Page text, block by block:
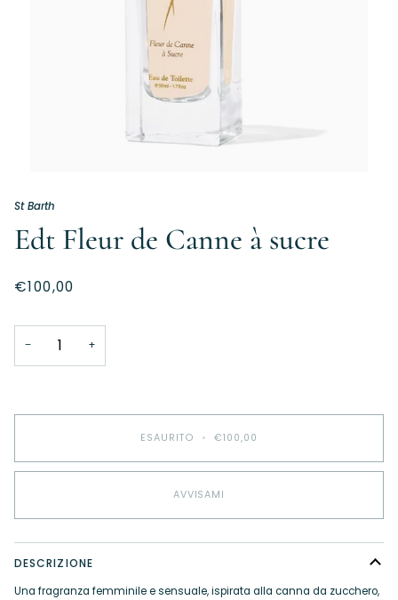
St Barth
Edt Fleur de Canne à sucre
€100,00
− +
ESAURITO • €100,00
AVVISAMI
DESCRIZIONE
Una fragranza femminile e sensuale, ispirata alla canna da zucchero,